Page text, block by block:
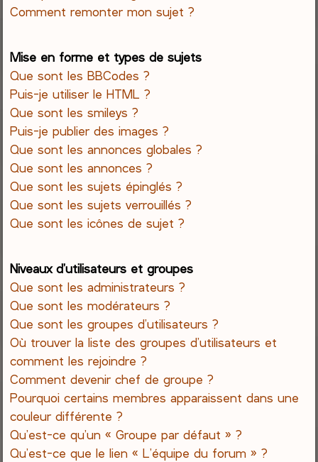
Comment remonter mon sujet ?
Mise en forme et types de sujets
Que sont les BBCodes ?
Puis-je utiliser le HTML ?
Que sont les smileys ?
Puis-je publier des images ?
Que sont les annonces globales ?
Que sont les annonces ?
Que sont les sujets épinglés ?
Que sont les sujets verrouillés ?
Que sont les icônes de sujet ?
Niveaux d’utilisateurs et groupes
Que sont les administrateurs ?
Que sont les modérateurs ?
Que sont les groupes d’utilisateurs ?
Où trouver la liste des groupes d’utilisateurs et
comment les rejoindre ?
Comment devenir chef de groupe ?
Pourquoi certains membres apparaissent dans une
couleur différente ?
Qu’est-ce qu’un « Groupe par défaut » ?
Qu’est-ce que le lien « L’équipe du forum » ?